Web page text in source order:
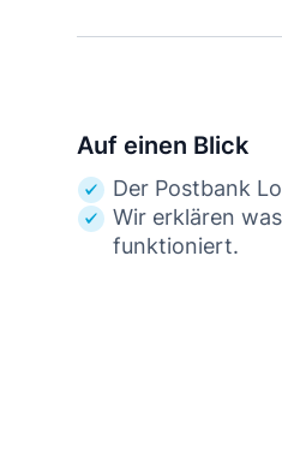
Auf einen Blick
Der Postbank
Wir erklären
funktioniert.